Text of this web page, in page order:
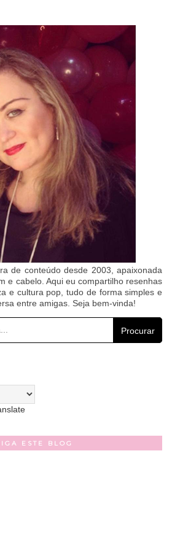
de conteúdo desde 2003, apaixonada
e cabelo. Aqui eu compartilho resenhas
e cultura pop, tudo de forma simples e
entre amigas. Seja bem-vinda!
Procurar
ESTE BLOG